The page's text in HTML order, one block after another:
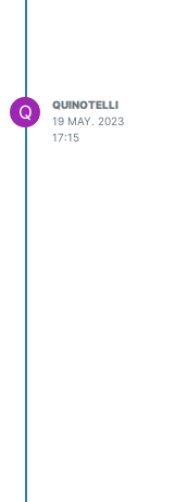
Q
QUINOTELLI
19 MAY. 2023
17:15